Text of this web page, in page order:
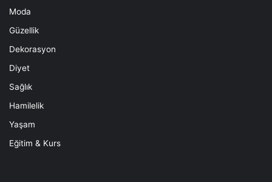
Moda
Güzellik
Dekorasyon
Diyet
Sağlık
Hamilelik
Yaşam
Eğitim & Kurs